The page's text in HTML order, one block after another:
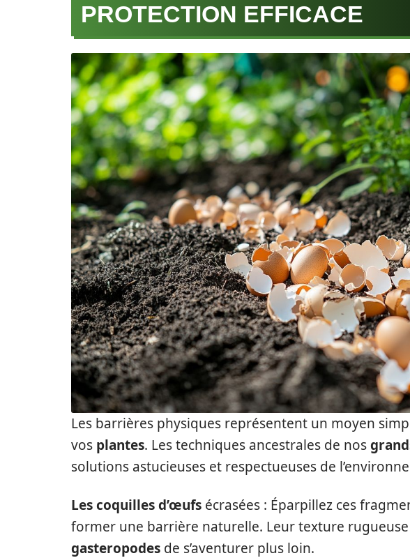
PROTECTION EFFICACE
Les barrières physiques représentent un moyen
vos plantes. Les techniques ancestrales de nos
solutions astucieuses et respectueuses de
Les coquilles d’œufs écrasées : Éparpillez ces
former une barrière naturelle. Leur texture
gasteropodes de s’aventurer plus loin.